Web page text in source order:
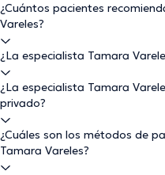
¿Cuántos pacientes
Vareles?
¿La especialista Tamara
¿La especialista Tamara
privado?
¿Cuáles son los métodos de
Tamara Vareles?